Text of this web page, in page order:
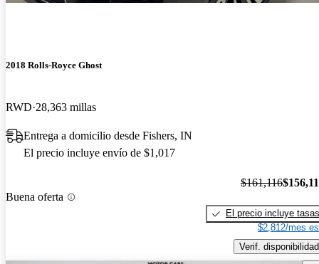
2018 Rolls-Royce Ghost
RWD 28,363 millas
Entrega a domicilio desde Fishers, IN
El precio incluye envío de $1,017
Buena oferta
$161,116
El precio incluye tasas
$2,812/mes
Verif. disponibilidad